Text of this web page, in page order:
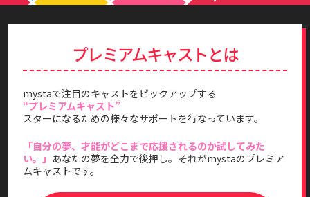
プレミアムキャストとは
mystaで注目のキャストをピックアップする
“プレミアムキャスト”
スターになるための様々なサポートを行なっています。
「自分の夢、才能がどこまで応援されるのか試してみた
い。」 あなたの夢を全力で後押し。それがmystaのプレミア
ムキャストです。